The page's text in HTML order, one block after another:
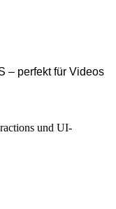
– perfekt für Videos